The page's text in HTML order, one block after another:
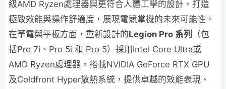
級AMD Ryzen處理器與更符合人體工學的設計，打造
極致效能與操作舒適度，展現電競掌機的未來可能性。
在筆電與平板方面，重新設計的Legion Pro 系列
（包
括Pro 7i、Pro 5i 和 Pro 5）採用Intel Core Ultra或
AMD Ryzen處理器，搭載NVIDIA GeForce RTX GPU
及Coldfront Hyper散熱系統，提供卓越的效能表現、